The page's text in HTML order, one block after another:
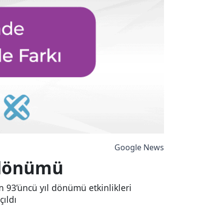
Google News
93’üncü yıl dönümü etkinlikleri